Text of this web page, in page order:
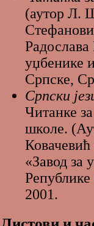
(аутор Л.
уџбенике
Српске,
Српски
Читанке
школе.
«Завод за
2001.